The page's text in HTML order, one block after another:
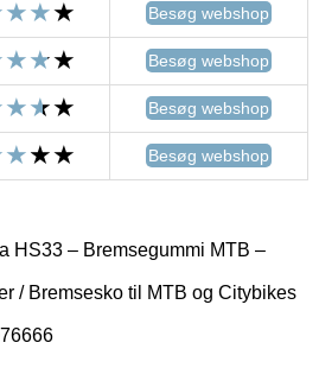
Besøg webshop
Besøg webshop
Besøg webshop
Besøg webshop
HS33 – Bremsegummi MTB –
/ Bremsesko til MTB og Citybikes